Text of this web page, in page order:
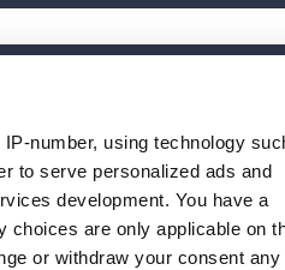
number, using technology
to serve personalized ads and
development. You have a
choices are only applicable on
or withdraw your consent any